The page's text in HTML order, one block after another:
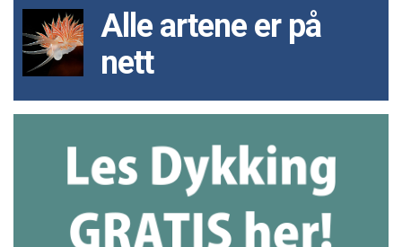
Alle artene er på
nett